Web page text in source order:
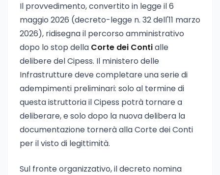
Il provvedimento, convertito in legge il 6
maggio 2026 (decreto-legge n. 32 dell'11 marzo
2026), ridisegna il percorso amministrativo
dopo lo stop della Corte dei Contialle
delibere del Cipess. Il ministero delle
Infrastrutture deve completare una serie di
adempimenti preliminari: solo al termine di
questa istruttoria il Cipess potrà tornare a
deliberare, e solo dopo la nuova delibera la
documentazione tornerà alla Corte dei Conti
per il visto di legittimità.
Sul fronte organizzativo, il decreto nomina